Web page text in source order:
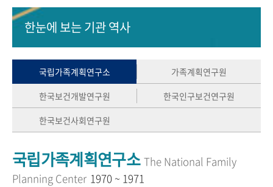
50+1 주년 기념
세계와 함께 한 KIHASA
VR 역사관
한눈에 보는기관 역사
국립가족계획연구소
가족계획연구원
한국보건개발연구원
한국인구보건연구원
한국보건사회연구원
국립가족계획연구소 The National Family
Planning Center 1970 ~ 1971